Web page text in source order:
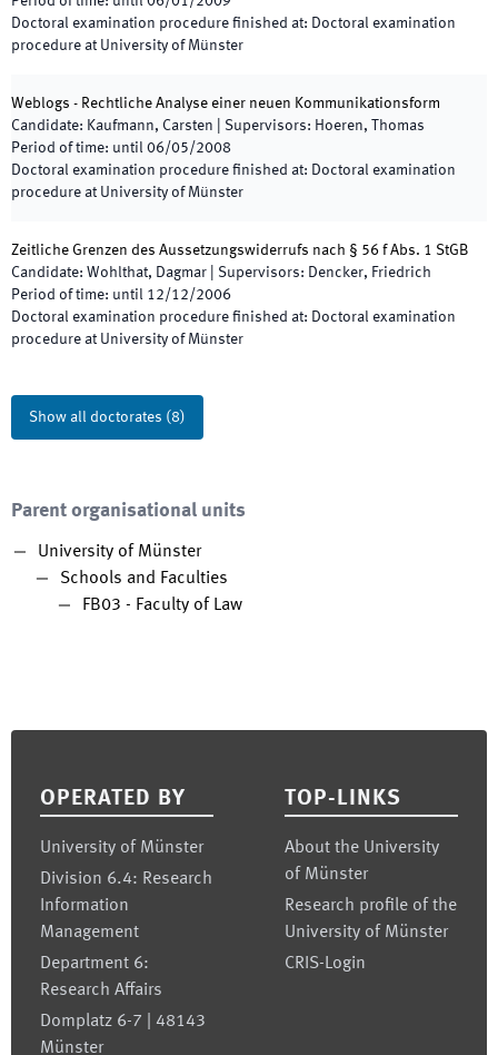
Doctoral examination procedure finished at: Doctoral examination
procedure at University of Münster
Weblogs - Rechtliche Analyse einer neuen Kommunikationsform
Candidate: Kaufmann, Carsten Supervisors: Hoeren, Thomas
Period of time: until 06/05/2008
Doctoral examination procedure finished at: Doctoral examination
procedure at University of Münster
Zeitliche Grenzen des Aussetzungswiderrufs nach § 56 f Abs. 1 StGB
Candidate: Wohlthat, Dagmar Supervisors: Dencker, Friedrich
Period of time: until 12/12/2006
Doctoral examination procedure finished at: Doctoral examination
procedure at University of Münster
Show all doctorates (8)
Parent organisational units
University of Münster
Schools and Faculties
FB03 - Faculty of Law
OPERATED BY
University of Münster
Division 6.4: Research
Information
Management
Department 6:
Research Affairs
Domplatz 6-7 | 48143
Münster
TOP-LINKS
About the University
of Münster
Research profile of the
University of Münster
CRIS-Login